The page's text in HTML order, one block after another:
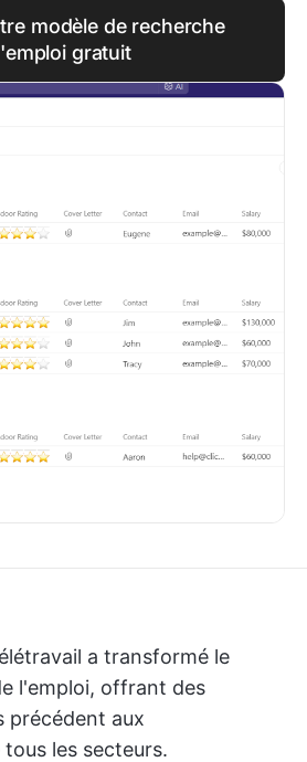
modèle de recherche
gratuit
a transformé le
l'emploi, offrant des
précédent aux
les secteurs.